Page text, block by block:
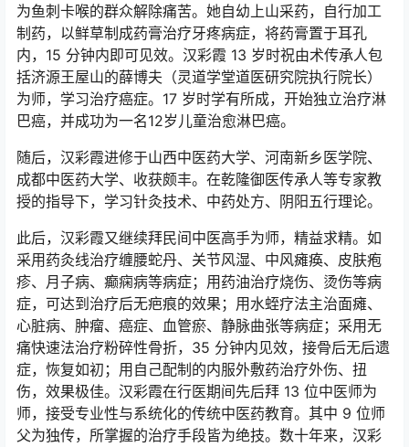
为鱼刺卡喉的群众解除痛苦。她自幼上山采药，自行加工
制药，以鲜草制成药膏治疗牙疼病症，将药膏置于耳孔
内，15 分钟内即可见效。汉彩霞 13 岁时祝由术传承人包
括济源王屋山的薛博夫（灵道学堂道医研究院执行院长）
为师，学习治疗癌症。17 岁时学有所成，开始独立治疗淋
巴癌，并成功为一名12岁儿童治愈淋巴癌。
随后，汉彩霞进修于山西中医药大学、河南新乡医学院、
成都中医药大学、收获颇丰。在乾隆御医传承人等专家教
授的指导下，学习针灸技术、中药处方、阴阳五行理论。
此后，汉彩霞又继续拜民间中医高手为师，精益求精。如
采用药灸线治疗缠腰蛇丹、关节风湿、中风瘫痪、皮肤疱
疹、月子病、癫痫病等病症；用药油治疗烧伤、烫伤等病
症，可达到治疗后无疤痕的效果；用水蛭疗法主治面瘫、
心脏病、肿瘤、癌症、血管瘀、静脉曲张等病症；采用无
痛快速法治疗粉碎性骨折，35 分钟内见效，接骨后无后遗
症，恢复如初；用自己配制的内服外敷药治疗外伤、扭
伤，效果极佳。汉彩霞在行医期间先后拜 13 位中医师为
师，接受专业性与系统化的传统中医药教育。其中 9 位师
父为独传，所掌握的治疗手段皆为绝技。数十年来，汉彩